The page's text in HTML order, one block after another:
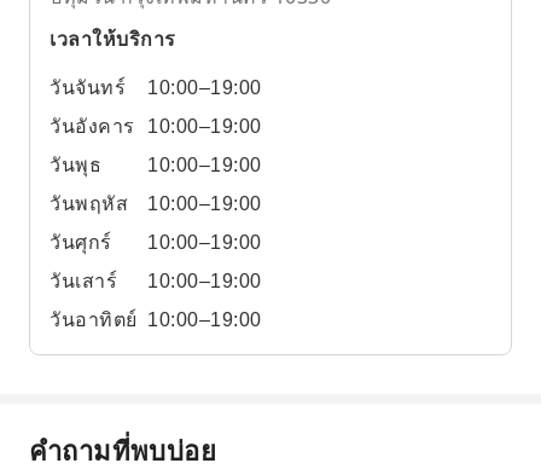
เวลาให้บริการ
วันจันทร์
10:00–19:00
วันอังคาร
10:00–19:00
วันพุธ
10:00–19:00
วันพฤหัส
10:00–19:00
วันศุกร์
10:00–19:00
วันเสาร์
10:00–19:00
วันอาทิตย์
10:00–19:00
คำถามที่พบบ่อย